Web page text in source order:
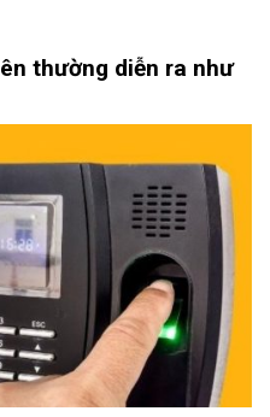
thường diễn ra như